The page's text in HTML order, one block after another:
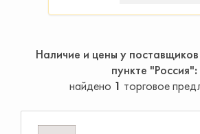
Наличие и цены у
пункте "Россия"
найдено 1 торговое